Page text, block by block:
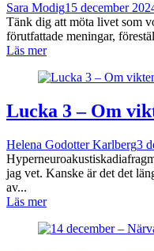
Sara Modig15 december
Tänk dig att möta livet som
förutfattade meningar,
Läs mer
Lucka 3 – Om
Helena Godotter Karlberg3
jag vet. Kanske är det det
av...
Läs mer